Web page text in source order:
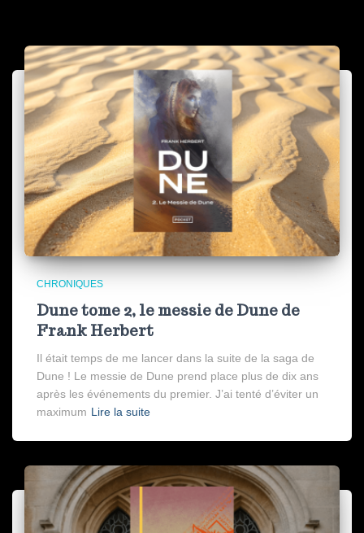
CHRONIQUES
Dune tome 2, le messie de Dune de
Frank Herbert
Il était temps de me lancer dans la suite de la saga de
Dune ! Le messie de Dune prend place plus de dix ans
après les événements du premier. J’ai tenté d’éviter un
maximum Lire la suite